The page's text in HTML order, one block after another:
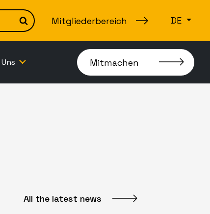
Search
Mitgliederbereich DE
Mitmachen
All the latest news